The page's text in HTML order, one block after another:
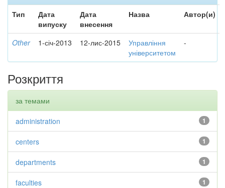
Тип
Дата
випуску
Дата
внесення
Назва Автор(и)
Other 1-січ-2013 12-лис-2015
Управління
університетом
-
Розкриття
за темами
1
administration
1
centers
1
departments
1
faculties